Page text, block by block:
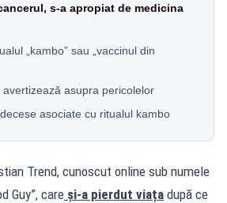
s-a apropiat de medicina
„kambo” sau „vaccinul din
avertizează asupra pericolelor
asociate cu ritualul kambo
Trend, cunoscut online sub numele
Guy”, care și-a pierdut viața după ce